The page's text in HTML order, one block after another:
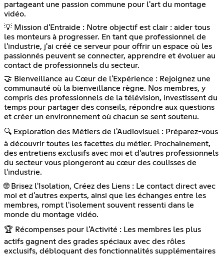
partageant une passion commune pour l'art du montage
vidéo.
💡 Mission d'Entraide : Notre objectif est clair : aider tous
les monteurs à progresser. En tant que professionnel de
l'industrie, j'ai créé ce serveur pour offrir un espace où les
passionnés peuvent se connecter, apprendre et évoluer au
contact de professionnels du secteur.
🤝 Bienveillance au Cœur de l'Expérience : Rejoignez une
communauté où la bienveillance règne. Nos membres, y
compris des professionnels de la télévision, investissent du
temps pour partager des conseils, répondre aux questions
et créer un environnement où chacun se sent soutenu.
🔍 Exploration des Métiers de l'Audiovisuel : Préparez-vous
à découvrir toutes les facettes du métier. Prochainement,
des entretiens exclusifs avec moi et d'autres professionnels
du secteur vous plongeront au cœur des coulisses de
l'industrie.
🌐 Brisez l'Isolation, Créez des Liens : Le contact direct avec
moi et d'autres experts, ainsi que les échanges entre les
membres, rompt l'isolement souvent ressenti dans le
monde du montage vidéo.
🏆 Récompenses pour l'Activité : Les membres les plus
actifs gagnent des grades spéciaux avec des rôles
exclusifs, débloquant des fonctionnalités supplémentaires